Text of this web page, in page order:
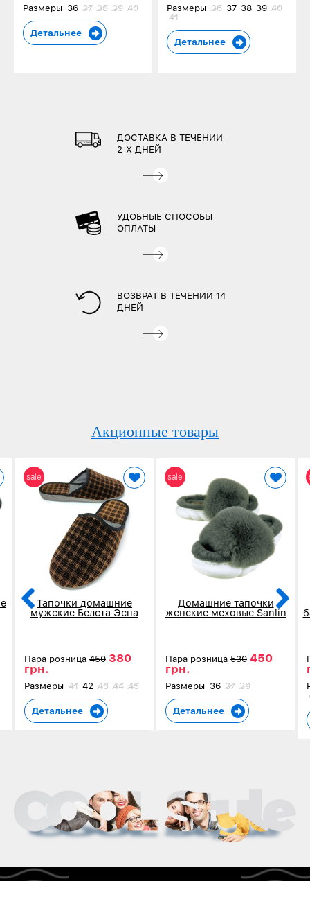
Размеры 36 37 38 39 40
Детальнее
Размеры 36 37 38 39 40
41
Детальнее
ДОСТАВКА В ТЕЧЕНИИ
2-Х ДНЕЙ
УДОБНЫЕ СПОСОБЫ
ОПЛАТЫ
ВОЗВРАТ В ТЕЧЕНИИ 14
ДНЕЙ
Акционные товары
Тапочки домашние
мужские Белста Эспа
коричневые в клетку 4002
Пара розница 450 380
грн.
Размеры 41 42 43 44 45
Детальнее
sale
Домашние тапочки
женские меховые Sanlin
Пара розница 530 450
грн.
Размеры 36 37 39
Детальнее
sale